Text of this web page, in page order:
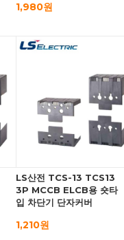
1,980원
LS산전 TCS-13 TCS13
3P MCCB ELCB용 숏타
입 차단기 단자커버
1,210원